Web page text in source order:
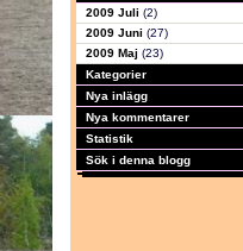
2009 Juli (2)
2009 Juni (27)
2009 Maj (23)
Kategorier
Nya inlägg
Nya kommentarer
Statistik
Sök i denna blogg